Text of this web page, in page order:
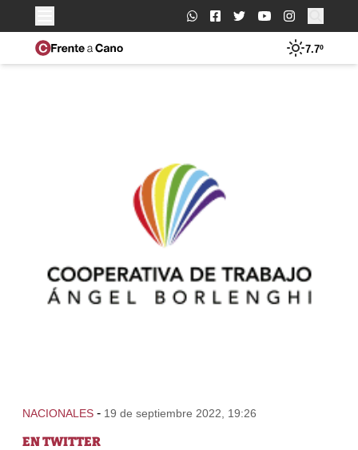
Buscar:
7.7º
NACIONALES - 19 de septiembre 2022, 19:26
EN TWITTER